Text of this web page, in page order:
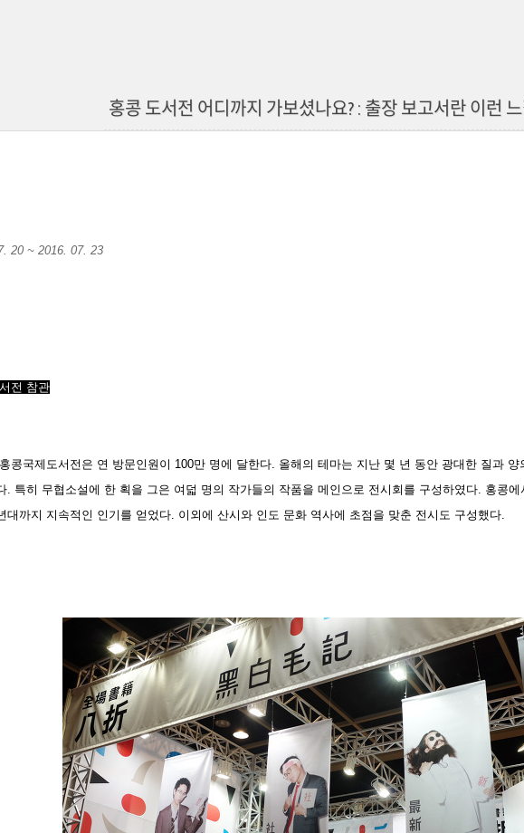
홍콩 도서전 어디까지 가보셨나요? : 출장 보고서란 이런
20 ~ 2016. 07. 23
전 참관
콩국제도서전은 연 방문인원이 100만 명에 달한다. 올해의 테마는 지난 몇 년 동안 광대한 질과
. 특히 무협소설에 한 획을 그은 여덟 명의 작가들의 작품을 메인으로 전시회를 구성하였다. 홍콩
대까지 지속적인 인기를 얻었다. 이외에 산시와 인도 문화 역사에 초점을 맞춘 전시도 구성했다.